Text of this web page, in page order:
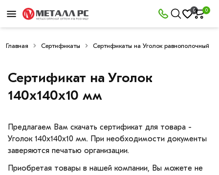
0 0
Главная Сертификаты Сертификаты на Уголок равнополочный
Сертификат на Уголок
140х140х10 мм
Предлагаем Вам скачать сертификат для товара -
Уголок 140х140х10 мм. При необходимости документы
заверяются печатью организации.
Приобретая товары в нашей компании, Вы можете не